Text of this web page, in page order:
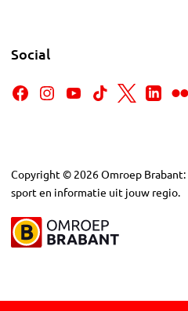
Social
Copyright © 2026Omroep
sport en informatie uit jouw regio.